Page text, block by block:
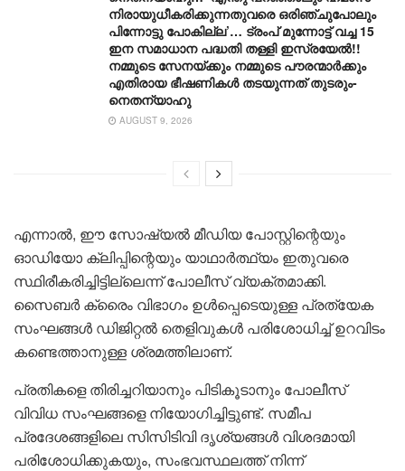
നിരായുധീകരിക്കുന്നതുവരെ ഒരിഞ്ചുപോലും
പിന്നോട്ടു പോകില്ല’… ട്രംപ് മുന്നോ‌ട്ട് വച്ച 15
ഇന സമാധാന പദ്ധതി തള്ളി ഇസ്രയേൽ!!
നമ്മുടെ സേനയ്ക്കും നമ്മുടെ പൗരന്മാർക്കും
എതിരായ ഭീഷണികൾ തടയുന്നത് തുടരും-
നെതന്യാഹു
AUGUST 9, 2026
എന്നാൽ, ഈ സോഷ്യൽ മീഡിയ പോസ്റ്റിന്റെയും
ഓഡിയോ ക്ലിപ്പിന്റെയും യാഥാർത്ഥ്യം ഇതുവരെ
സ്ഥിരീകരിച്ചിട്ടില്ലെന്ന് പോലീസ് വ്യക്തമാക്കി.
സൈബർ ക്രൈം വിഭാഗം ഉൾപ്പെടെയുള്ള പ്രത്യേക
സംഘങ്ങൾ ഡിജിറ്റൽ തെളിവുകൾ പരിശോധിച്ച് ഉറവിടം
കണ്ടെത്താനുള്ള ശ്രമത്തിലാണ്.
പ്രതികളെ തിരിച്ചറിയാനും പിടികൂടാനും പോലീസ്
വിവിധ സംഘങ്ങളെ നിയോഗിച്ചിട്ടുണ്ട്. സമീപ
പ്രദേശങ്ങളിലെ സിസിടിവി ദൃശ്യങ്ങൾ വിശദമായി
പരിശോധിക്കുകയും, സംഭവസ്ഥലത്ത് നിന്ന്